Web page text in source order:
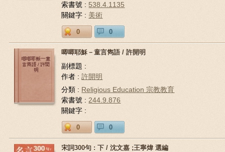
索書號 : 538.4.1135
關鍵字 : 美術
0 0
唧唧耶穌－童言雋語 / 許開明
副標題 :
作者 :許開明
分類 : Religious Education 宗教教育
索書號 : 244.9.876
關鍵字 :
0 0
宋詞300句 : 下 / 沈文嘉 ;王寧煒 選編